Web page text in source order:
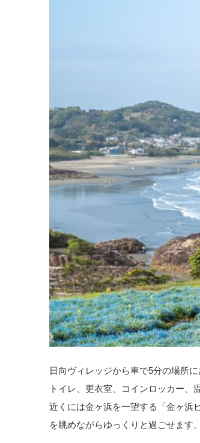
日向ヴィレッジから車で5分の場所
トイレ、更衣室、コインロッカー、
近くには金ヶ浜を一望する「金ヶ浜
を眺めながらゆっくりと過ごせます。